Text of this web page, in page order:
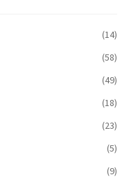
(14)
(58)
(49)
(18)
(23)
(5)
(9)